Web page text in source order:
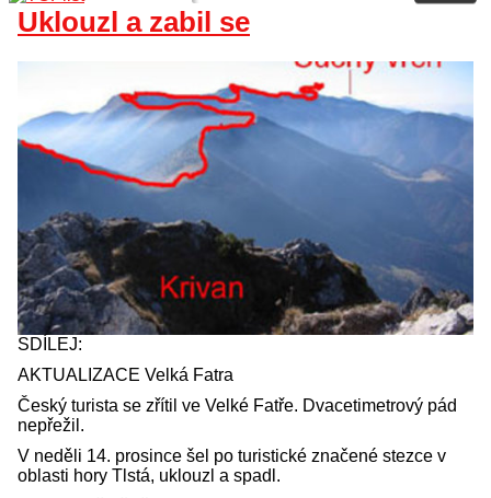
Uklouzl a zabil se
SDÍLEJ:
AKTUALIZACE Velká Fatra
Český turista se zřítil ve Velké Fatře. Dvacetimetrový pád
nepřežil.
V neděli 14. prosince šel po turistické značené stezce v
oblasti hory Tlstá, uklouzl a spadl.